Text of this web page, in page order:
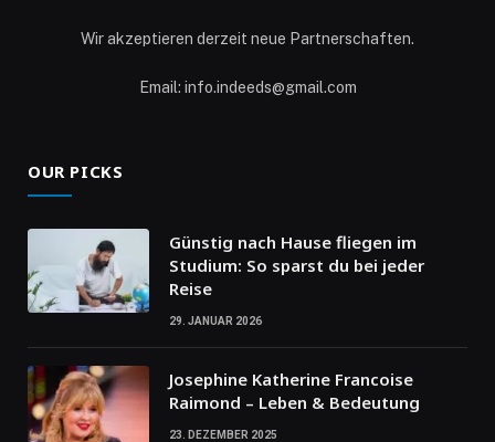
Wir akzeptieren derzeit neue Partnerschaften.
Email: info.indeeds@gmail.com
OUR PICKS
Günstig nach Hause fliegen im
Studium: So sparst du bei jeder
Reise
29. JANUAR 2026
Josephine Katherine Francoise
Raimond – Leben & Bedeutung
23. DEZEMBER 2025